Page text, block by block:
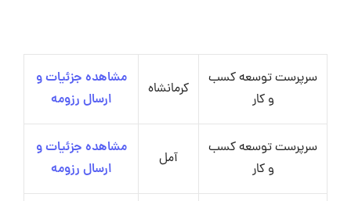
سرپرست توسعه کسب
و کار
کرمانشاه
مشاهده جزئیات و
ارسال رزومه
سرپرست توسعه کسب
و کار
آمل
مشاهده جزئیات و
ارسال رزومه